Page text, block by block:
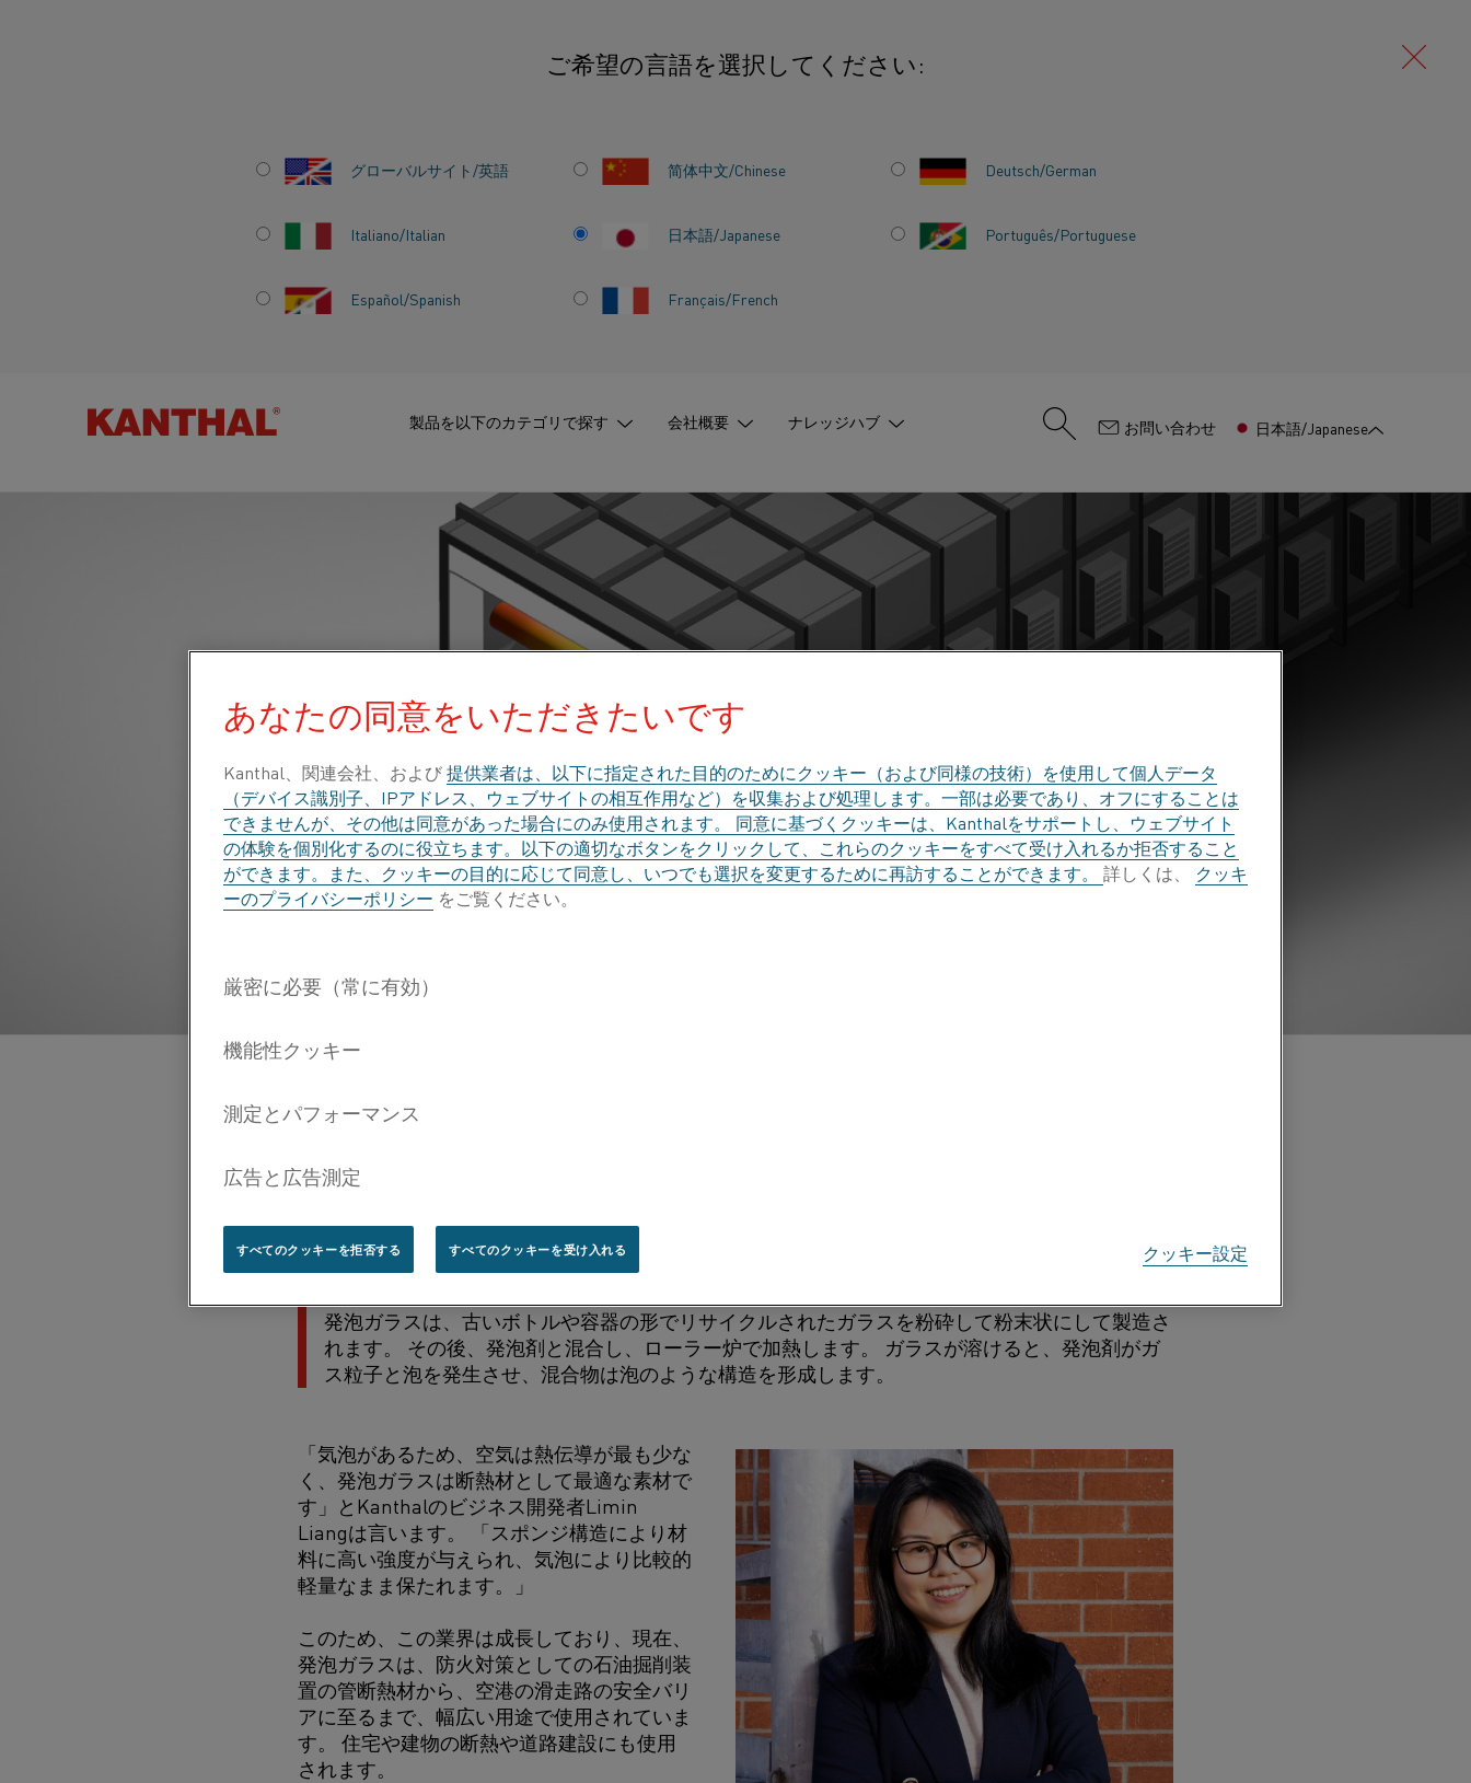
ご希望の言語を選択してください:
グローバルサイト/英語 简体中文/Chinese Deutsch/German
Italiano/Italian 日本語/Japanese Português/Portuguese
Español/Spanish Français/French
製品を以下のカテゴリで探す 会社概要 ナレッジハブ : お問い合わせ 日本語/Japanese
発泡ガラス 電気加熱が発泡ガラスメーカーの潜在能力を最大限に引き出す方法
電気加熱が発泡ガラス
メーカーの潜在能力を
最大限に引き出す方法
ガラスをリサイクルして高級断熱材に変えることで、発泡
ガラス業界はすでにより持続可能な世界の実現に貢献して
います。 また、電気加熱を使用することで、メーカーは製
品をさらに環境に優しいものにすることができます。
物をローラー炉でゆっくり加熱します。 ガラスが溶けると、発泡剤がガス粒子を生成し、混合物が
スポンジのような構造を形成します。これが発泡ガラスと呼ばれる理由です。
発泡プロセスの概要
発泡ガラスは、古いボトルや容器の形でリサイクルされたガラスを粉砕して粉末状にして製造さ
れます。 その後、発泡剤と混合し、ローラー炉で加熱します。 ガラスが溶けると、発泡剤がガ
ス粒子と泡を発生させ、混合物は泡のような構造を形成します。
「気泡があるため、空気は熱伝導が最も少な
く、発泡ガラスは断熱材として最適な素材で
す」とKanthalのビジネス開発者Limin
Liangは言います。 「スポンジ構造により材
料に高い強度が与えられ、気泡により比較的
軽量なまま保たれます。」
このため、この業界は成長しており、現在、
発泡ガラスは、防火対策としての石油掘削装
置の管断熱材から、空港の滑走路の安全バリ
アに至るまで、幅広い用途で使用されていま
す。 住宅や建物の断熱や道路建設にも使用
されます。
あなたの同意をいただきたいです
Kanthal、関連会社、および提供業者は、以下に指定された目的のためにクッキー（および同様の技術）を使用して個人データ
（デバイス識別子、IPアドレス、ウェブサイトの相互作用など）を収集および処理します。一部は必要であり、オフにすることは
できませんが、その他は同意があった場合にのみ使用されます。 同意に基づくクッキーは、Kanthalをサポートし、ウェブサイト
の体験を個別化するのに役立ちます。以下の適切なボタンをクリックして、これらのクッキーをすべて受け入れるか拒否すること
ができます。また、クッキーの目的に応じて同意し、いつでも選択を変更するために再訪することができます。 詳しくは、 クッキ
ーのプライバシーポリシー をご覧ください。
クッキー設定
すべてのクッキーを拒否する すべてのクッキーを受け入れる